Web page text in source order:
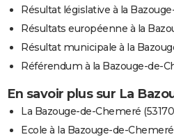
Résultat législative à la
Résultats européenne à la
Résultat municipale à la
Référendum à la Bazouge-de-
En savoir plus sur La
La Bazouge-de-Chemeré
Ecole à la Bazouge-de-Chemeré